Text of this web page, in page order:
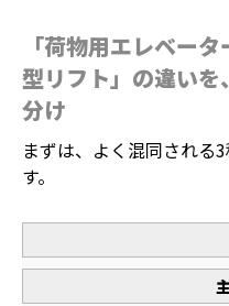
「荷物用エレベー
型リフト」の違い
分け
まずは、よく混同される
す。